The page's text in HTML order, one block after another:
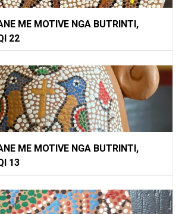
ME MOTIVE NGA BUTRINTI,
22
ME MOTIVE NGA BUTRINTI,
13